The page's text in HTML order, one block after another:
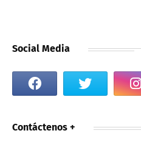
Social Media
Contáctenos +